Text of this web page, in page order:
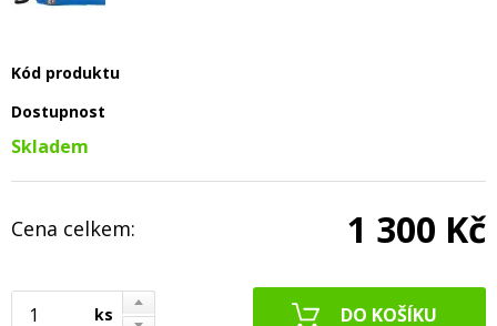
Kód produktu
Dostupnost
Skladem
Cena celkem: 1 300 Kč
ks